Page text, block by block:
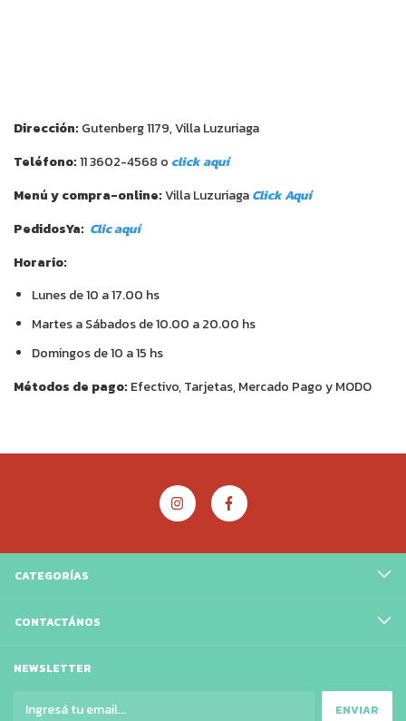
Dirección: Gutenberg 1179, Villa Luzuriaga
Teléfono:11 3602-4568 o click aquí
Menú y compra-online:Villa LuzuriagaClick Aquí
PedidosYa: Clic aquí
Horario:
Lunes de 10 a 17.00 hs
Martes a Sábados de 10.00 a 20.00 hs
Domingos de 10 a 15 hs
Métodos de pago: Efectivo, Tarjetas, Mercado Pago y MODO
CATEGORÍAS
CONTACTÁNOS
NEWSLETTER